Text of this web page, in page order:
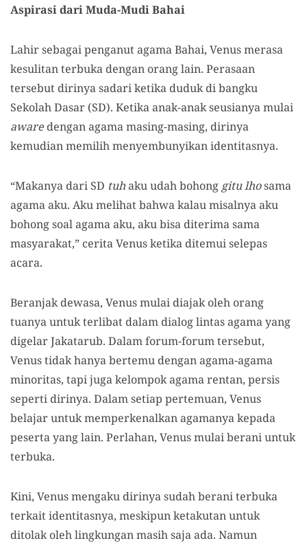
Aspirasi dari Muda-Mudi Bahai
Lahir sebagai penganut agama Bahai, Venus merasa
kesulitan terbuka dengan orang lain. Perasaan
tersebut dirinya sadari ketika duduk di bangku
Sekolah Dasar (SD). Ketika anak-anak seusianya mulai
awaredengan agama masing-masing, dirinya
kemudian memilih menyembunyikan identitasnya.
“Makanya dari SD tuhaku udah bohong gitu lhosama
agama aku. Aku melihat bahwa kalau misalnya aku
bohong soal agama aku, aku bisa diterima sama
masyarakat,” cerita Venus ketika ditemui selepas
acara.
Beranjak dewasa, Venus mulai diajak oleh orang
tuanya untuk terlibat dalam dialog lintas agama yang
digelar Jakatarub. Dalam forum-forum tersebut,
Venus tidak hanya bertemu dengan agama-agama
minoritas, tapi juga kelompok agama rentan, persis
seperti dirinya. Dalam setiap pertemuan, Venus
belajar untuk memperkenalkan agamanya kepada
peserta yang lain. Perlahan, Venus mulai berani untuk
terbuka.
Kini, Venus mengaku dirinya sudah berani terbuka
terkait identitasnya, meskipun ketakutan untuk
ditolak oleh lingkungan masih saja ada. Namun